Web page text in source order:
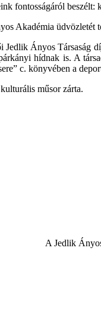
fontosságáról
Akadémia üdvözletét
Jedlik Ányos
hídnak is. A
c. könyvében a
műsor zárta.
A Jedlik